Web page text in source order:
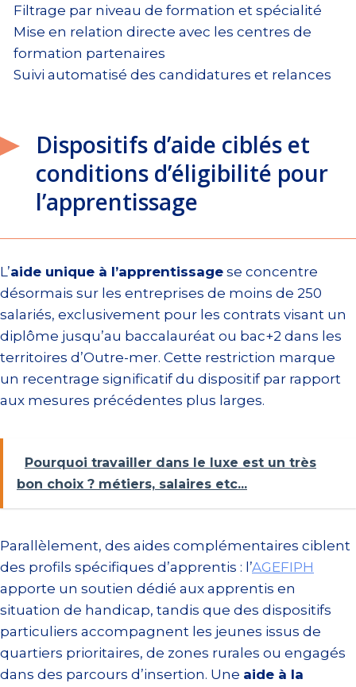
Filtrage par niveau de formation et spécialité
Mise en relation directe avec les centres de
formation partenaires
Suivi automatisé des candidatures et relances
Dispositifs d’aide ciblés et
conditions d’éligibilité pour
l’apprentissage
L’aide unique à l’apprentissage se concentre
désormais sur les entreprises de moins de 250
salariés, exclusivement pour les contrats visant un
diplôme jusqu’au baccalauréat ou bac+2 dans les
territoires d’Outre-mer. Cette restriction marque
un recentrage significatif du dispositif par rapport
aux mesures précédentes plus larges.
Pourquoi travailler dans le luxe est un très
bon choix ? métiers, salaires etc...
Parallèlement, des aides complémentaires ciblent
des profils spécifiques d’apprentis : l’AGEFIPH
apporte un soutien dédié aux apprentis en
situation de handicap, tandis que des dispositifs
particuliers accompagnent les jeunes issus de
quartiers prioritaires, de zones rurales ou engagés
dans des parcours d’insertion. Une aide à la